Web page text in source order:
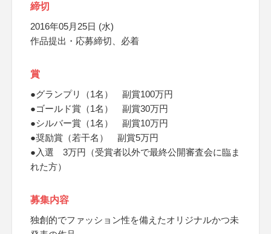
締切
2016年05月25日 (水)
作品提出・応募締切、必着
賞
●グランプリ（1名） 副賞100万円
●ゴールド賞（1名） 副賞30万円
●シルバー賞（1名） 副賞10万円
●奨励賞（若干名） 副賞5万円
●入選 3万円（受賞者以外で最終公開審査会に臨ま
れた方）
募集内容
独創的でファッション性を備えたオリジナルかつ未